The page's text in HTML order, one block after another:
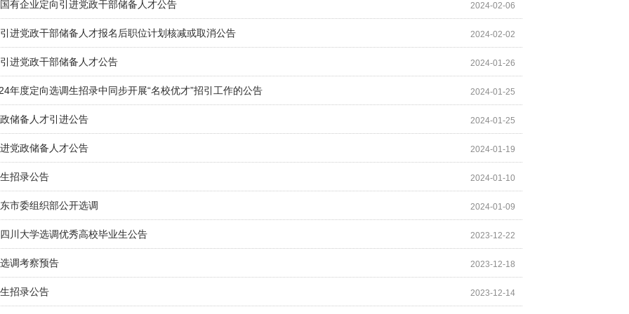
2024-02-06
有企业定向引进党政干部储备人才公告
2024-02-02
进党政干部储备人才报名后职位计划核减或取消公告
2024-01-26
进党政干部储备人才公告
2024-01-25
年度定向选调生招录中同步开展“名校优才”招引工作的公告
2024-01-25
储备人才引进公告
2024-01-19
党政储备人才公告
2024-01-10
招录公告
2024-01-09
市委组织部公开选调
2023-12-22
川大学选调优秀高校毕业生公告
2023-12-18
调考察预告
2023-12-14
招录公告